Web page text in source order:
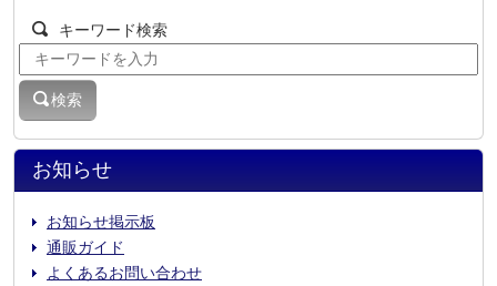
お知らせ
お知らせ掲示板
通販ガイド
よくあるお問い合わせ
キーワード検索
検索